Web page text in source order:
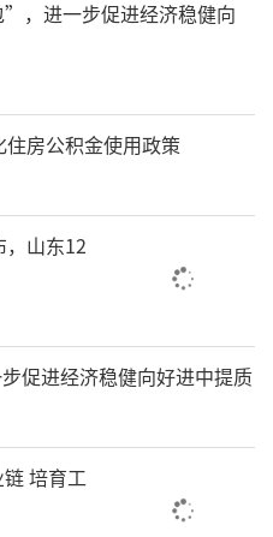
，进一步促进经济稳健向
房公积金使用政策
山东12
促进经济稳健向好进中提质
培育工